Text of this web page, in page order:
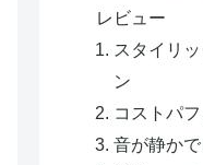
レビュー
スタイリ
ン
コストパ
音が静か